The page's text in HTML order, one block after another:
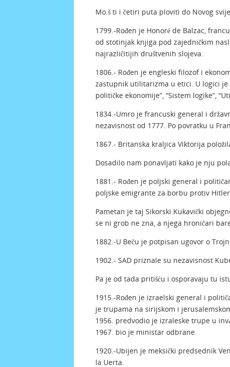
Mo.š ti i četiri puta ploviti do Novog
1799.-Rođen je Honoré de Balzac,
od stotinjak knjiga pod zajedničkim
najrazličitijih društvenih slojeva.
1806.- Rođen je engleski filozof i
zastupnik utilitarizma u etici. U logici je
političke ekonomije”, “Sistem logike”,
1834.-Umro je francuski general i
nezavisnost od 1777. Po povratku u
1867.- Britanska kraljica Viktorija
Dosadilo nam ponavljati kako je nju
1881.- Rođen je poljski general i
poljske emigrante za borbu protiv
Pametan je taj Sikorski.Kukavički
se ni grob ne zna, a njega hroničari
1882.-U Beču je potpisan ugovor o
1902.- SAD priznale su nezavisnost
Pa je od tada pritišću i osporavaju tu
1915.-Rođen je izraelski general i
je trupama na sirijskom i
1956. predvodio je izraleske trupe u
1967. bio je ministar odbrane.
1920.-Ubijen je meksički predsednik
la Uerta.